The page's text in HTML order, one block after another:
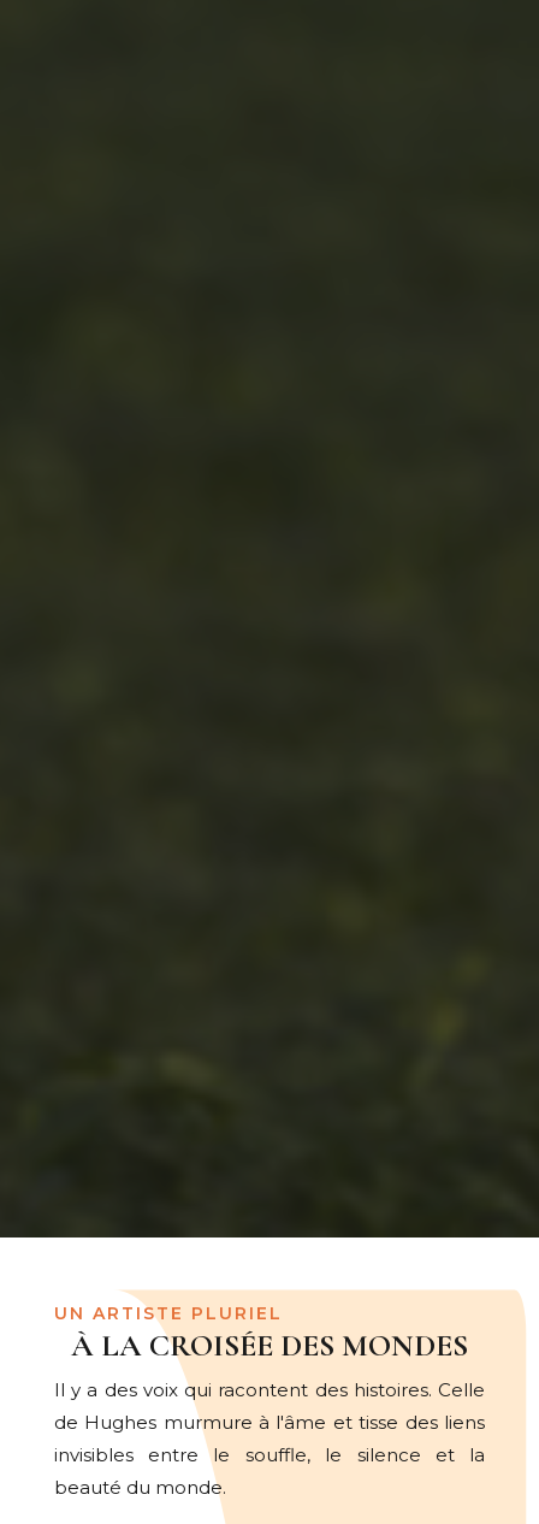
UN ARTISTE PLURIEL
À LA CROISÉE DES MONDES
Il y a des voix qui racontent des histoires. Celle
de Hughes murmure à l'âme et tisse des liens
invisibles entre le souffle, le silence et la
beauté du monde.